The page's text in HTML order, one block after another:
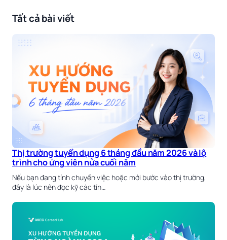
Tất cả bài viết
Thị trường tuyển dụng 6 tháng đầu năm 2026 và lộ
trình cho ứng viên nửa cuối năm
Nếu bạn đang tính chuyển việc hoặc mới bước vào thị trường,
đây là lúc nên đọc kỹ các tín…